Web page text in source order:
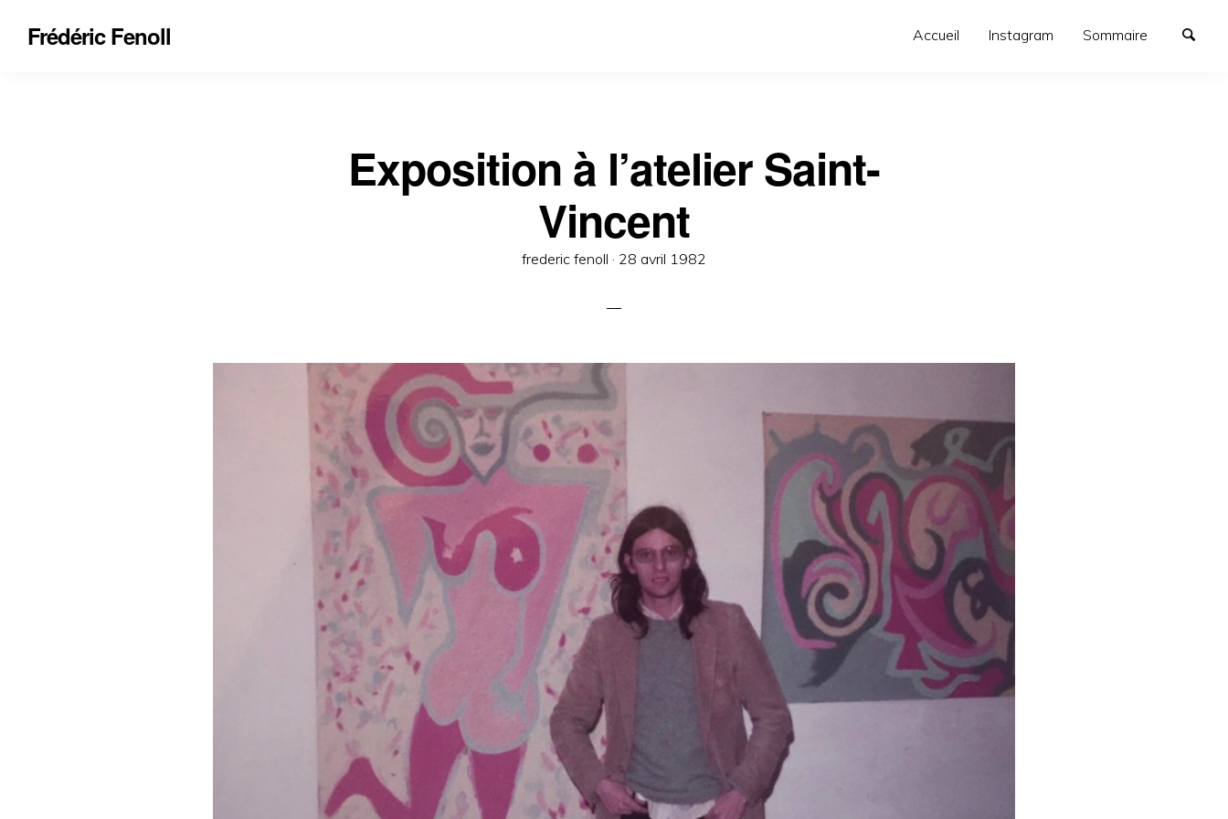
Frédéric Fenoll Accueil Instagram Sommaire
Exposition à l’atelier Saint-
Vincent
frederic fenoll · Posted
28 avril 1982